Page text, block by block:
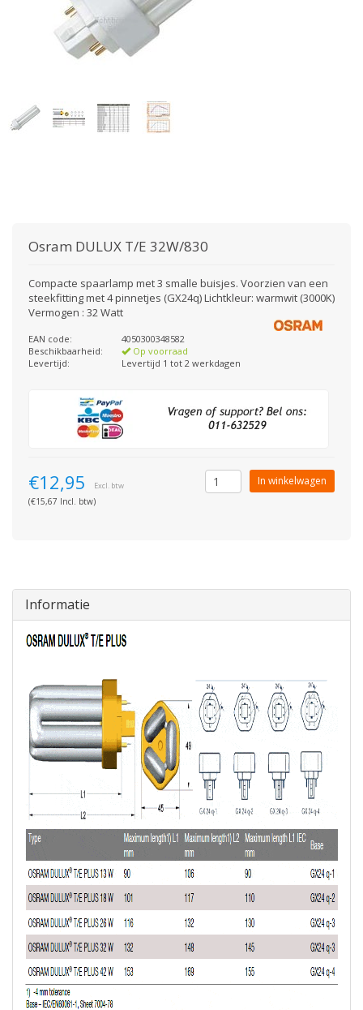
Osram DULUX T/E 32W/830
Compacte spaarlamp met 3 smalle buisjes. Voorzien van een
steekfitting met 4 pinnetjes (GX24q) Lichtkleur: warmwit (3000K)
Vermogen : 32 Watt
EAN code:
4050300348582
Beschikbaarheid:
Op voorraad
Levertijd:
Levertijd 1 tot 2 werkdagen
€12,95 Excl. btw
(€15,67 Incl. btw)
In winkelwagen
Informatie